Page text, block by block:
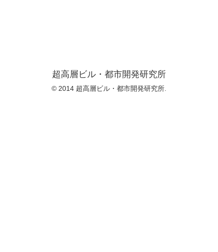
超高層ビル・都市開発研究所
© 2014 超高層ビル・都市開発研究所.